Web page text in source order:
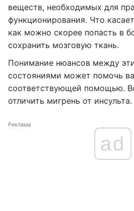
веществ, необходимых для
функционирования. Что
как можно скорее попасть в
сохранить мозговую ткань.
Понимание нюансов между
состояниями может помочь
соответствующей помощью.
отличить мигрень от инсульта.
Реклама
ad